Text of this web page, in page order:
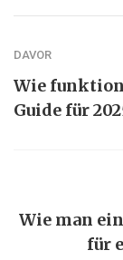
DAVOR
Wie
Guide für
Wie man
für